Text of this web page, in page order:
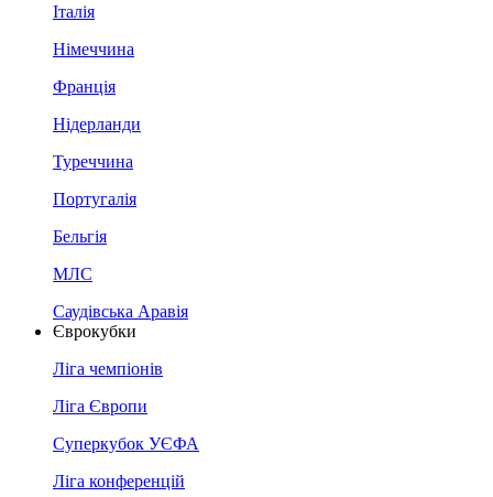
Італія
Німеччина
Франція
Нідерланди
Туреччина
Португалія
Бельгія
МЛС
Саудівська Аравія
Єврокубки
Ліга чемпіонів
Ліга Європи
Суперкубок УЄФА
Ліга конференцій